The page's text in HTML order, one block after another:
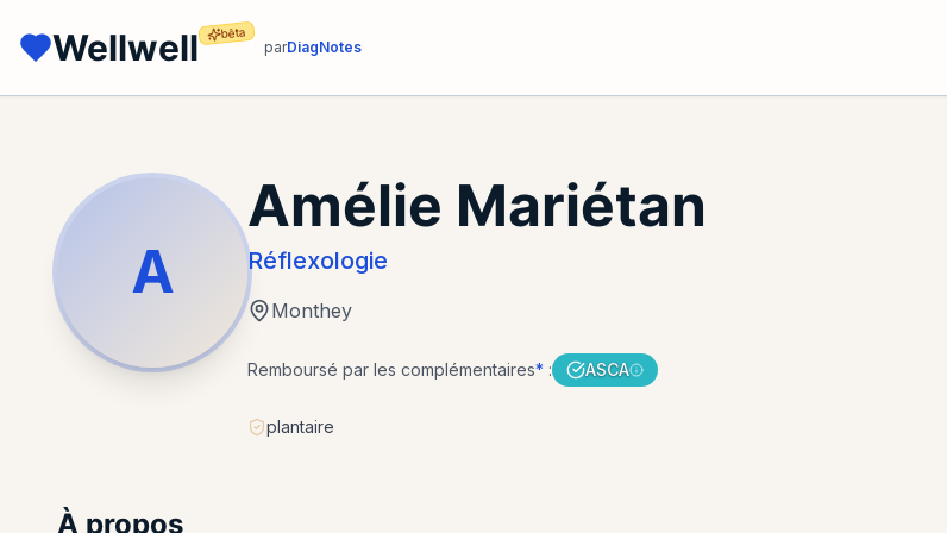
Wellwell bêta
parDiagNotes
A
Amélie Mariétan
Réflexologie
Monthey
Remboursé par les complémentaires* : ASCA
plantaire
À propos